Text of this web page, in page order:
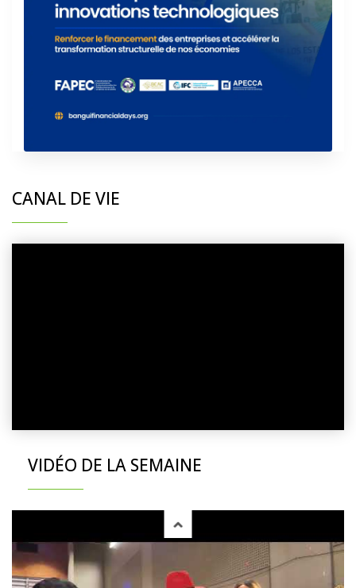
CANAL DE VIE
VIDÉO DE LA SEMAINE